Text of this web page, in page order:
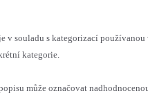
souladu s kategorizací používanou
kategorie.
může označovat